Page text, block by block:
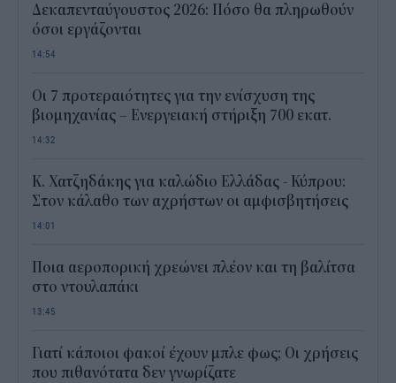
Δεκαπενταύγουστος 2026: Πόσο θα πληρωθούν
όσοι εργάζονται
14:54
Οι 7 προτεραιότητες για την ενίσχυση της
βιομηχανίας – Ενεργειακή στήριξη 700 εκατ.
14:32
Κ. Χατζηδάκης για καλώδιο Ελλάδας - Κύπρου:
Στον κάλαθο των αχρήστων οι αμφισβητήσεις
14:01
Ποια αεροπορική χρεώνει πλέον και τη βαλίτσα
στο ντουλαπάκι
13:45
Γιατί κάποιοι φακοί έχουν μπλε φως; Οι χρήσεις
που πιθανότατα δεν γνωρίζατε